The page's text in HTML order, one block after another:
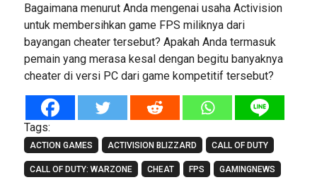
Bagaimana menurut Anda mengenai usaha Activision
untuk membersihkan game FPS miliknya dari
bayangan cheater tersebut? Apakah Anda termasuk
pemain yang merasa kesal dengan begitu banyaknya
cheater di versi PC dari game kompetitif tersebut?
Tags:
ACTION GAMES ACTIVISION BLIZZARD CALL OF DUTY
CALL OF DUTY: WARZONE CHEAT FPS GAMINGNEWS